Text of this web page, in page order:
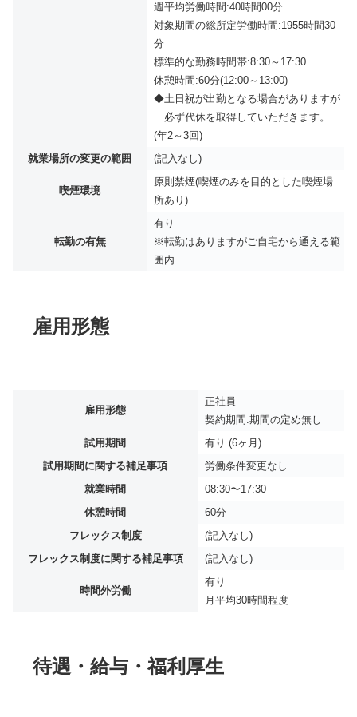
週平均労働時間:40時間00分
対象期間の総所定労働時間:1955時間30
分
標準的な勤務時間帯:8:30～17:30
休憩時間:60分(12:00～13:00)
◆土日祝が出勤となる場合がありますが
必ず代休を取得していただきます。
(年2～3回)
就業場所の変更の範囲
(記入なし)
喫煙環境
原則禁煙(喫煙のみを目的とした喫煙場
所あり)
転勤の有無
有り
※転勤はありますがご自宅から通える範
囲内
雇用形態
雇用形態
正社員
契約期間:期間の定め無し
試用期間
有り (6ヶ月)
試用期間に関する補足事項
労働条件変更なし
就業時間
08:30〜17:30
休憩時間
60分
フレックス制度
(記入なし)
フレックス制度に関する補足事項
(記入なし)
時間外労働
有り
月平均30時間程度
待遇・給与・福利厚生